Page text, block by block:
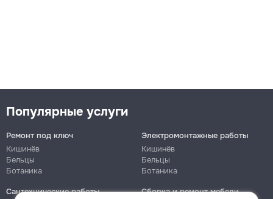
Популярные услуги
Ремонт под ключ
Кишинёв
Бельцы
Ботаника
Электромонтажные работы
Кишинёв
Бельцы
Ботаника
Сантехнические работы
Сборка и ремонт мебели